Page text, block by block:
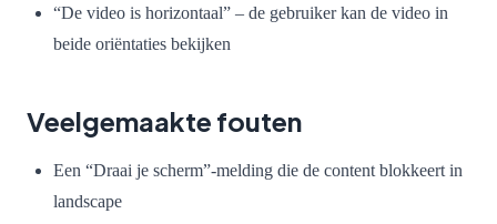
“De video is horizontaal” – de gebruiker kan de video in
beide oriëntaties bekijken
Veelgemaakte fouten
Een “Draai je scherm”-melding die de content blokkeert in
landscape